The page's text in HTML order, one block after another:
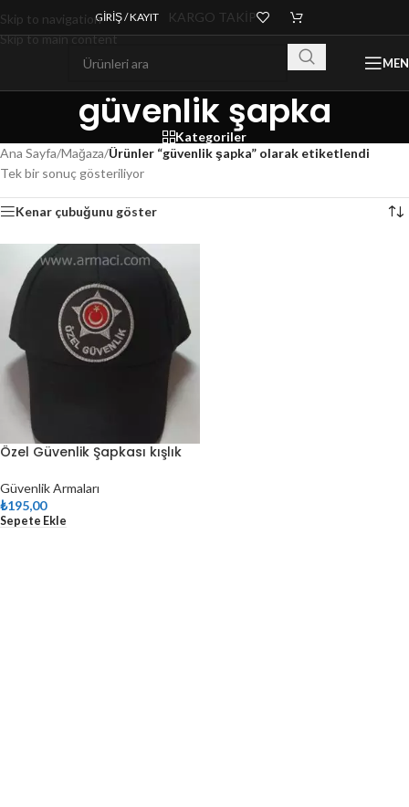
Skip to navigation
Skip to main content
GIRIŞ / KAYIT KARGO TAKİP
güvenlik şapka
Kategoriler
Ana Sayfa/Mağaza/Ürünler “güvenlik şapka” olarak etiketlendi
Tek bir sonuç gösteriliyor
Kenar çubuğunu göster
Özel Güvenlik Şapkası kışlık
Güvenlik Armaları
₺195,00
Sepete Ekle